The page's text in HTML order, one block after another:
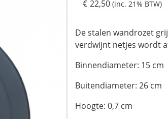
€ 22,50 (inc. 21% BTW)
De stalen wandrozet
verdwijnt netjes wordt
Binnendiameter: 15 cm
Buitendiameter: 26 cm
Hoogte: 0,7 cm